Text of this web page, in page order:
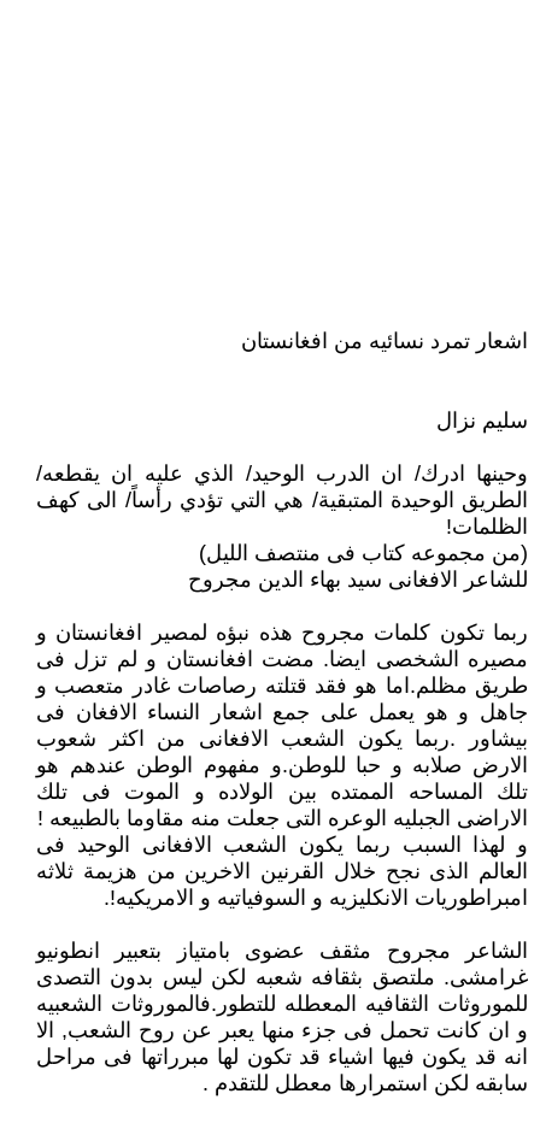
اشعار تمرد نسائيه من افغانستان
سليم نزال
وحينها ادرك/ ان الدرب الوحيد/ الذي عليه ان يقطعه/
الطريق الوحيدة المتبقية/ هي التي تؤدي رأساً/ الى كهف
الظلمات!
(من مجموعه كتاب فى منتصف الليل)
للشاعر الافغانى سيد بهاء الدين مجروح
ربما تكون كلمات مجروح هذه نبؤه لمصير افغانستان و
مصيره الشخصى ايضا. مضت افغانستان و لم تزل فى
طريق مظلم.اما هو فقد قتلته رصاصات غادر متعصب و
جاهل و هو يعمل على جمع اشعار النساء الافغان فى
بيشاور .ربما يكون الشعب الافغانى من اكثر شعوب
الارض صلابه و حبا للوطن.و مفهوم الوطن عندهم هو
تلك المساحه الممتده بين الولاده و الموت فى تلك
الاراضى الجبليه الوعره التى جعلت منه مقاوما بالطبيعه !
و لهذا السبب ربما يكون الشعب الافغانى الوحيد فى
العالم الذى نجح خلال القرنين الاخرين من هزيمة ثلاثه
امبراطوريات الانكليزيه و السوفياتيه و الامريكيه!.
الشاعر مجروح مثقف عضوى بامتياز بتعبير انطونيو
غرامشى. ملتصق بثقافه شعبه لكن ليس بدون التصدى
للموروثات الثقافيه المعطله للتطور.فالموروثات الشعبيه
و ان كانت تحمل فى جزء منها يعبر عن روح الشعب, الا
انه قد يكون فيها اشياء قد تكون لها مبرراتها فى مراحل
سابقه لكن استمرارها معطل للتقدم .